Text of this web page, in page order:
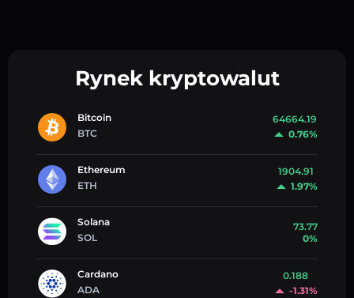
Rynek kryptowalut
Bitcoin
BTC
64664.19
0.76%
Ethereum
ETH
1904.91
1.97%
Solana
SOL
73.77
0%
Cardano
ADA
0.188
-1.31%